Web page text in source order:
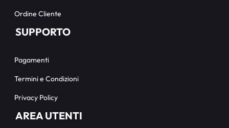
Ordine Cliente
SUPPORTO
Pagamenti
Termini e Condizioni
Privacy Policy
AREA UTENTI